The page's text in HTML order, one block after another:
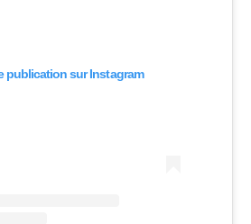
publication sur Instagram